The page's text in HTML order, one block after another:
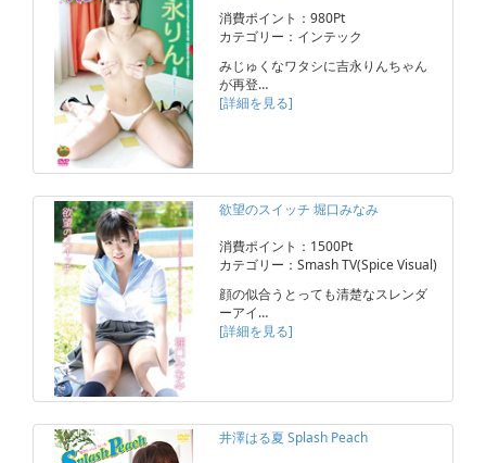
消費ポイント：980Pt
カテゴリー：インテック
みじゅくなワタシに吉永りんちゃん
が再登…
[詳細を見る]
欲望のスイッチ 堀口みなみ
消費ポイント：1500Pt
カテゴリー：Smash TV(Spice Visual)
顔の似合うとっても清楚なスレンダ
ーアイ…
[詳細を見る]
井澤はる夏 Splash Peach